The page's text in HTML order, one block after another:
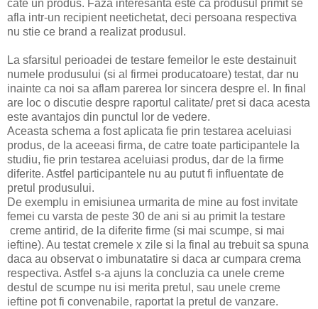
cate un produs. Faza interesanta este ca produsul primit se
afla intr-un recipient neetichetat, deci persoana respectiva
nu stie ce brand a realizat produsul.
La sfarsitul perioadei de testare femeilor le este destainuit
numele produsului (si al firmei producatoare) testat, dar nu
inainte ca noi sa aflam parerea lor sincera despre el. In final
are loc o discutie despre raportul calitate/ pret si daca acesta
este avantajos din punctul lor de vedere.
Aceasta schema a fost aplicata fie prin testarea aceluiasi
produs, de la aceeasi firma, de catre toate participantele la
studiu, fie prin testarea aceluiasi produs, dar de la firme
diferite. Astfel participantele nu au putut fi influentate de
pretul produsului.
De exemplu in emisiunea urmarita de mine au fost invitate
femei cu varsta de peste 30 de ani si au primit la testare
creme antirid, de la diferite firme (si mai scumpe, si mai
ieftine). Au testat cremele x zile si la final au trebuit sa spuna
daca au observat o imbunatatire si daca ar cumpara crema
respectiva. Astfel s-a ajuns la concluzia ca unele creme
destul de scumpe nu isi merita pretul, sau unele creme
ieftine pot fi convenabile, raportat la pretul de vanzare.